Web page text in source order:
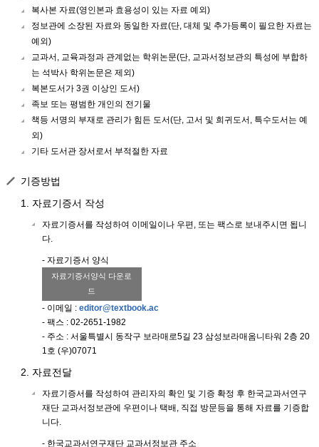
복사본 자료(영인본과 효용성이 있는 자료 예외)
정보관에 소장된 자료와 동일한 자료(단, 대체 및 추가등록이 필요한 자료는
예외)
교과서, 교육과정과 관계없는 학위논문(단, 교과서정보관의 특성에 부합하
는 석박사 학위논문은 제외)
복본도서가 3권 이상인 도서)
족보 또는 평범한 개인의 전기물
책등 서명의 부재로 관리가 힘든 도서(단, 고서 및 희귀도서, 특수도서는 예
외)
기타 도서관 장서로서 부적절한 자료
기증방법
1. 자료기증서 작성
자료기증서를 작성하여 이메일이나 우편, 또는 팩스로 보내주시면 됩니
다.
- 자료기증서 양식
자료기증서양식 다운로
드
- 이메일 : editor@textbook.ac
- 팩스 : 02-2651-1982
- 주소 : 서울특별시 동작구 보라매로5길 23 삼성보라매옴니타워 2층 20
1호 (우)07071
2. 자료전달
자료기증서를 작성하여 관리자의 확인 및 기증 확정 후 한국교과서연구
재단 교과서정보관에 우편이나 택배, 직접 방문등을 통해 자료를 기증합
니다.
- 한국교과서연구재단 교과서정보관 주소